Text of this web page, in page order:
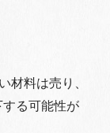
材料は売り、
る可能性が